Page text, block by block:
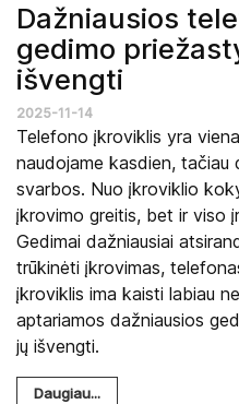
Dažniausios
gedimo
išvengti
2025-11-14
Telefono įkroviklis yra
naudojame kasdien, tačiau
svarbos. Nuo įkroviklio
įkrovimo greitis, bet ir viso
Gedimai dažniausiai
trūkinėti įkrovimas,
įkroviklis ima kaisti labiau
aptariamos dažniausios
jų išvengti.
Daugiau...